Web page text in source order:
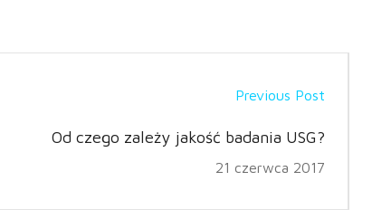
Previous Post
Od czego zależy jakość badania USG?
21 czerwca 2017